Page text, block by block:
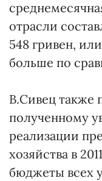
отрасли
548 гривен,
больше по
В.Сивец также
полученному
реализации
хозяйства в
бюджеты всех